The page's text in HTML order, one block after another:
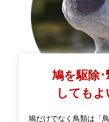
鳩を駆除･
してもよ
鳩だけでなく鳥類は「